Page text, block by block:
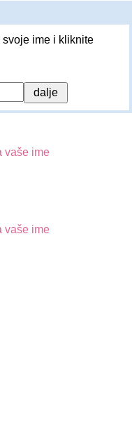
ime i kliknite
vaše ime
vaše ime